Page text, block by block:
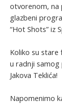
otvorenom, na
glazbeni
“Hot Shots” iz
Koliko su
u radnji
Jakova Teklića!
Napomenimo